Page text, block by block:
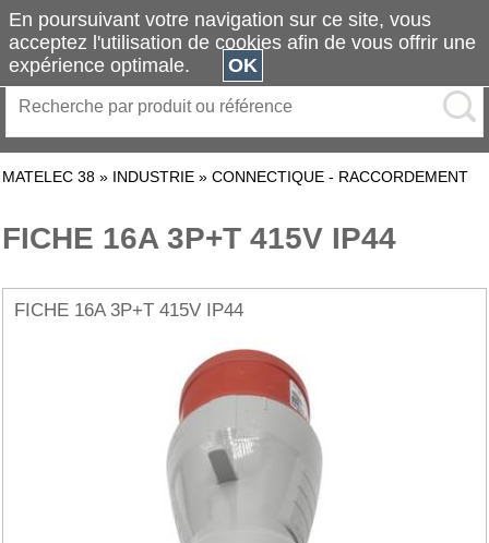
MATELEC 38 » INDUSTRIE » CONNECTIQUE - RACCORDEMENT
FICHE 16A 3P+T 415V IP44
FICHE 16A 3P+T 415V IP44
En poursuivant votre navigation sur ce site, vous
acceptez l'utilisation de cookies afin de vous offrir une
expérience optimale.
OK